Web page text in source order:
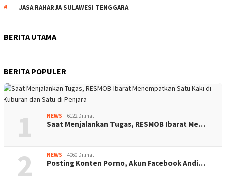
JASA RAHARJA SULAWESI TENGGARA
BERITA UTAMA
BERITA POPULER
1 NEWS 6122 Dilihat
Saat Menjalankan Tugas, RESMOB Ibarat Me…
2 NEWS 4060 Dilihat
Posting Konten Porno, Akun Facebook Andi…